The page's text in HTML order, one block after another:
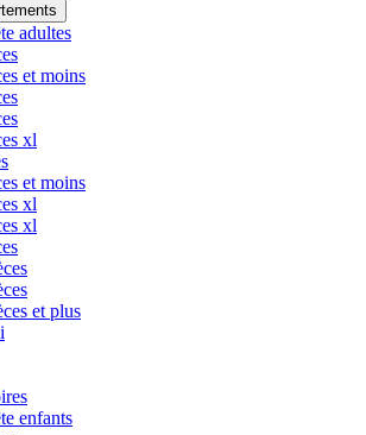
adultes
et moins
xl
et moins
xl
xl
et plus
enfants